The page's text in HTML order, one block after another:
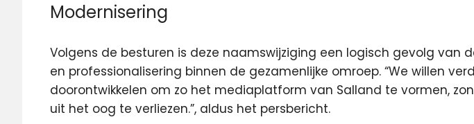
Modernisering
Volgens de besturen is deze naamswijziging een logisch gevolg van
en professionalisering binnen de gezamenlijke omroep. “We willen
doorontwikkelen om zo het mediaplatform van Salland te vormen,
uit het oog te verliezen.”, aldus het persbericht.